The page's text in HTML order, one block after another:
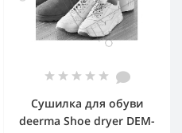
Сушилка для обуви
deerma Shoe dryer DEM-